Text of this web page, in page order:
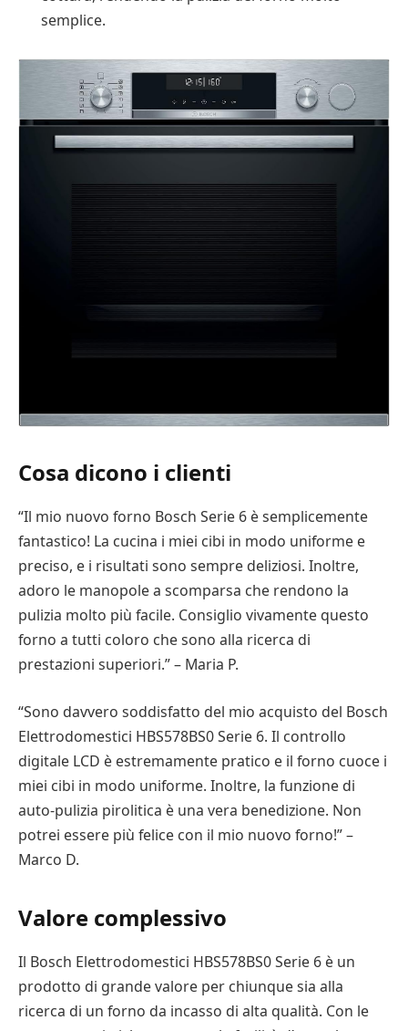
semplice.
Cosa dicono i clienti
“Il mio nuovo forno Bosch Serie 6 è semplicemente
fantastico! La cucina i miei cibi in modo uniforme e
preciso, e i risultati sono sempre deliziosi. Inoltre,
adoro le manopole a scomparsa che rendono la
pulizia molto più facile. Consiglio vivamente questo
forno a tutti coloro che sono alla ricerca di
prestazioni superiori.” – Maria P.
“Sono davvero soddisfatto del mio acquisto del Bosch
Elettrodomestici HBS578BS0 Serie 6. Il controllo
digitale LCD è estremamente pratico e il forno cuoce i
miei cibi in modo uniforme. Inoltre, la funzione di
auto-pulizia pirolitica è una vera benedizione. Non
potrei essere più felice con il mio nuovo forno!” –
Marco D.
Valore complessivo
Il Bosch Elettrodomestici HBS578BS0 Serie 6 è un
prodotto di grande valore per chiunque sia alla
ricerca di un forno da incasso di alta qualità. Con le